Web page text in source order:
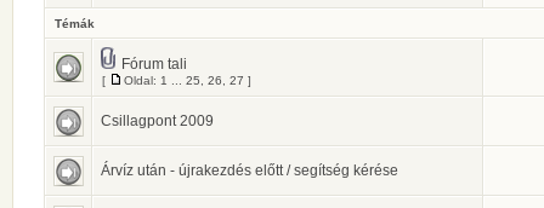
Témák
Fórum tali
[ Oldal: 1 25 26 27 ]
Csillagpont 2009
Árvíz után - újrakezdés előtt / segítség kérése